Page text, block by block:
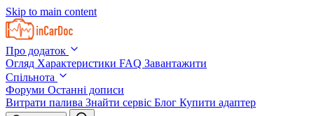
Skip to main content
Про додаток
Огляд Характеристики FAQ Завантажити
Спільнота
Форуми Останні дописи
Витрати палива Знайти сервіс Блог Купити адаптер